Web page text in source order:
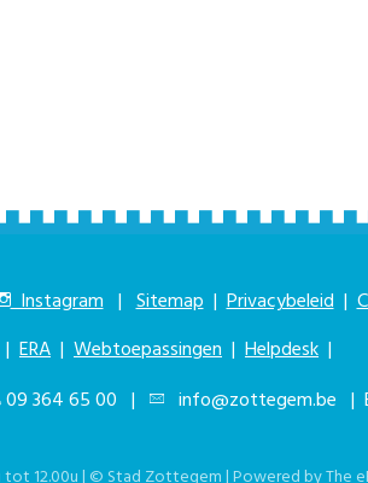
Instagram | Sitemap |Privacybeleid |
| ERA | Webtoepassingen | Helpdesk |
09 364 65 00 | info@zottegem.be |